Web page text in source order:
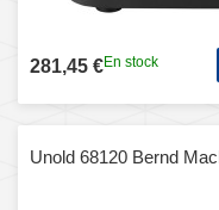
281,45 €En stock
Unold 68120 Bernd